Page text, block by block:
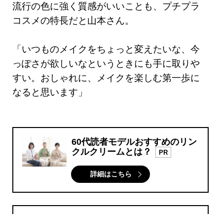
流行の色に強く質感がいいことも、プチプラ
コスメの特長だと山本さん。
「いつものメイクをちょっと変えたいな、今
っぽさが欲しいなというときにも手に取りや
すい。おしゃれに、メイクを楽しむ第一歩に
なると思います」
60代読者モデルおすすめのリン
クルクリームとは？
PR
詳細はこちら